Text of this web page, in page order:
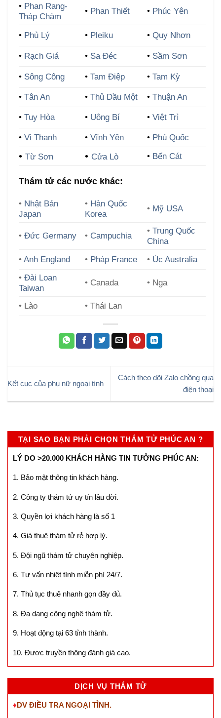
• Phan Rang-
Tháp Chàm
• Phan Thiết • Phúc Yên
• Phủ Lý • Pleiku • Quy Nhơn
• Rạch Giá • Sa Đéc • Sầm Sơn
• Sông Công • Tam Điệp • Tam Kỳ
•Tân An • Thủ Dầu Một • Thuận An
•Tuy Hòa • Uông Bí • Việt Trì
•Vị Thanh • Vĩnh Yên • Phú Quốc
•Từ Sơn • Cửa Lò • Bến Cát
Thám tử các nước khác:
• Nhật Bản
Japan
• Hàn Quốc
Korea
• Mỹ USA
•Đức Germany • Campuchia
• Trung Quốc
China
•Anh England • Pháp France • Úc Australia
•Đài Loan
Taiwan
• Canada • Nga
• Lào • Thái Lan
Kết cục của phụ nữ ngoại tình
Cách theo dõi Zalo chồng qua
điện thoại
TẠI SAO BẠN PHẢI CHỌN THÁM TỬ PHÚC AN ?
LÝ DO >20.000 KHÁCH HÀNG TIN TƯỞNG PHÚC AN:
1. Bảo mật thông tin khách hàng.
2. Công ty thám tử uy tín lâu đời.
3. Quyền lợi khách hàng là số 1
4. Giá thuê thám tử rẻ hợp lý.
5. Đội ngũ thám tử chuyên nghiệp.
6. Tư vấn nhiệt tình miễn phí 24/7.
7. Thủ tục thuê nhanh gọn đầy đủ.
8. Đa dạng công nghệ thám tử.
9. Hoạt động tại 63 tỉnh thành.
10. Được truyền thông đánh giá cao.
DỊCH VỤ THÁM TỬ
♦DV ĐIỀU TRA NGOẠI TÌNH.